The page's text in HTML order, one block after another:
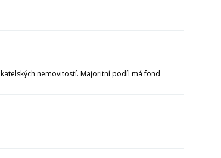
nemovitostí. Majoritní podíl má fond